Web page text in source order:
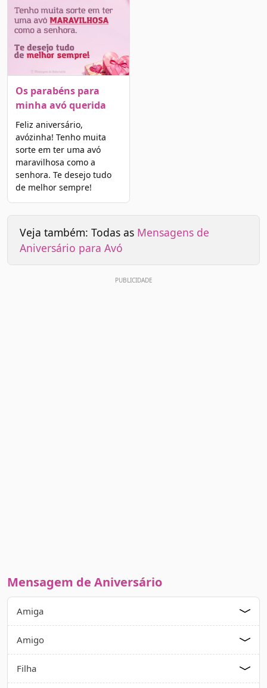
Os parabéns para
minha avó querida
Feliz aniversário,
avózinha! Tenho muita
sorte em ter uma avó
maravilhosa como a
senhora. Te desejo tudo
de melhor sempre!
Veja também: Todas as Mensagens de
Aniversário para Avó
Mensagem de Aniversário
Amiga
Amigo
Filha